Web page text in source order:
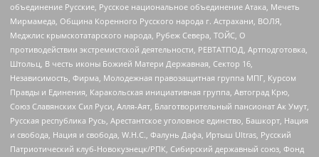
объединение Русские, Русское национальное объединение Атака, Мечеть
Мирмамеда, Община Коренного Русского народа г. Астрахани, ВОЛЯ,
Меджлис крымскотатарского народа, Рубеж Севера, ТОЙС, О
противодействии экстремистской деятельности, РЕВТАТПОД, Артподготовка,
Штольц, В честь иконы Божией Матери Державная, Сектор 16,
Независимость, Фирма, Молодежная правозащитная группа МПГ, Курсом
Правды и Единения, Каракольская инициативная группа, Автоград Крю,
Союз Славянских Сил Руси, Алля-Аят, Благотворительный пансионат Ак Умут,
Русская республика Русь, Арестантское уголовное единство, Башкорт, Нация
и свобода, Нация и свобода, W.H.С., Фалунь Дафа, Иртыш Ultras, Русский
Патриотический клуб-Новокузнецк/РПК, Сибирский державный союз, Фонд